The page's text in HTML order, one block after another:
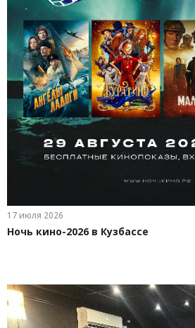
17 июля 2026
Ночь кино-2026 в Кузбассе